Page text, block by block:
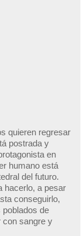
quieren regresar
postrada y
en
humano está
del futuro.
hacerlo, a pesar
conseguirlo,
de
con sangre y